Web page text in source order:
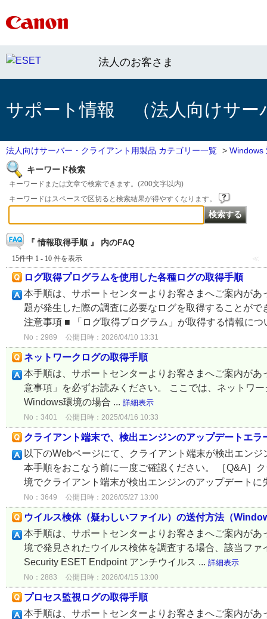
法人のお客さま
サポート情報 （法人向けサー
法人向けサーバー・クライアント用製品 カテゴリー一覧 > Windows
キーワード検索
キーワードまたは文章で検索できます。(200文字以内)
キーワードはスペースで区切ると検索結果が得やすくなります。
『 情報取得手順 』 内のFAQ
15件中 1 - 10 件を表示 ≪
ログ取得プログラムを使用した各種ログの取得手順
本手順は、サポートセンターよりお客さまへご案内が
題が発生した際の調査に必要なログを取得することが
注意事項 ■ 「ログ取得プログラム」が取得する情報に
No：2989 公開日時：2026/04/10 13:31
ネットワークログの取得手順
本手順は、サポートセンターよりお客さまへご案内が
意事項」を必ずお読みください。 ここでは、ネットワ
Windows環境の場合 ... 詳細表示
No：3401 公開日時：2025/04/16 10:33
クライアント端末で、検出エンジンのアップデートエ
以下のWebページにて、クライアント端末が検出エン
本手順をおこなう前に一度ご確認ください。 ［Q&A］
境でクライアント端末が検出エンジンのアップデートに
No：3649 公開日時：2026/05/27 13:00
ウイルス検体（疑わしいファイル）の送付方法（
本手順は、サポートセンターよりお客さまへご案内が
境で発見されたウイルス検体を調査する場合、該当フ
Security ESET Endpoint アンチウイルス ... 詳細表示
No：2883 公開日時：2026/04/15 13:00
プロセス監視ログの取得手順
本手順は、サポートセンターよりお客さまへご案内が